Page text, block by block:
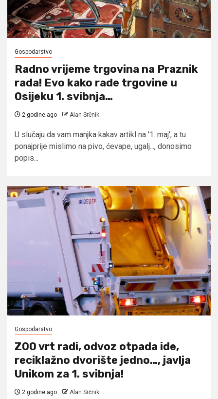
Gospodarstvo
Radno vrijeme trgovina na Praznik
rada! Evo kako rade trgovine u
Osijeku 1. svibnja…
2 godine ago Alan Srčnik
U slučaju da vam manjka kakav artikl na '1. maj', a tu
ponajprije mislimo na pivo, ćevape, ugalj..., donosimo
popis...
Gospodarstvo
ZOO vrt radi, odvoz otpada ide,
reciklažno dvorište jedno…, javlja
Unikom za 1. svibnja!
2 godine ago Alan Srčnik